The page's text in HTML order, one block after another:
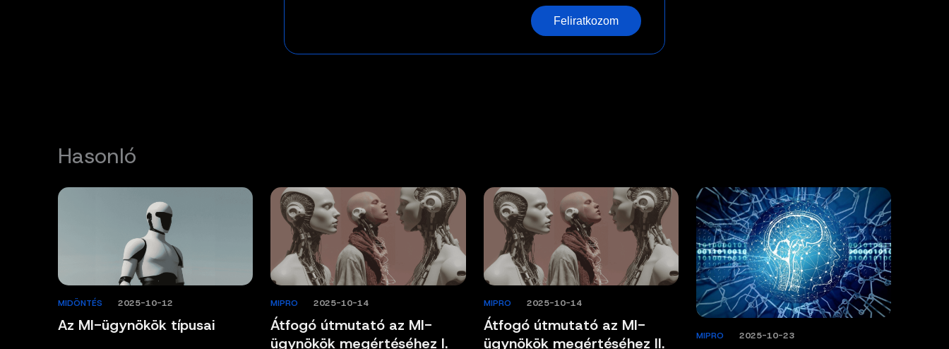
Feliratkozom
Hasonló
Az MI-ügynökök típusai
MIDÖNTÉS 2025-10-12
Átfogó útmutató az MI-
ügynökök megértéséhez I.
MIPRO /2025-10-14
Átfogó útmutató az MI-
ügynökök megértéséhez II.
MIPRO 2025-10-14
MIPRO 2025-10-23